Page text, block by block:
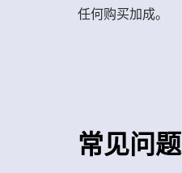
任何购买加成。
常见问题